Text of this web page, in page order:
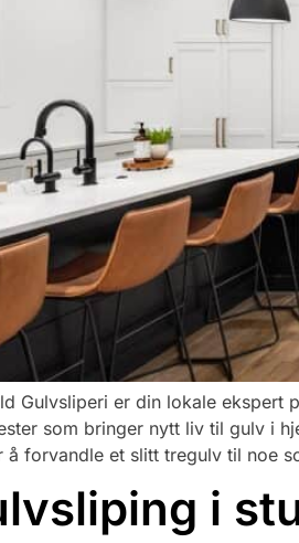
Gulvsliperi er din lokale ekspert
som bringer nytt liv til gulv i
å forvandle et slitt tregulv til noe
i